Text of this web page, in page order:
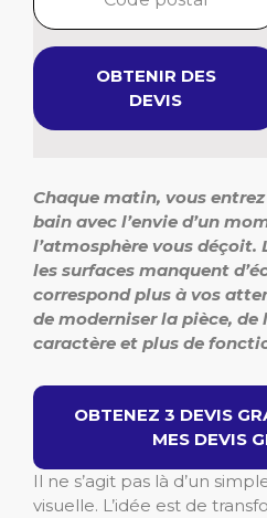
OBTENIR DES
DEVIS
Chaque matin, vous
bain avec l’envie d’un
l’atmosphère vous déçoit.
les surfaces manquent
correspond plus à vos
de moderniser la pièce, de
caractère et plus de
OBTENEZ 3 DEVIS
MES DEVIS
Il ne s’agit pas là d’un
visuelle. L’idée est de